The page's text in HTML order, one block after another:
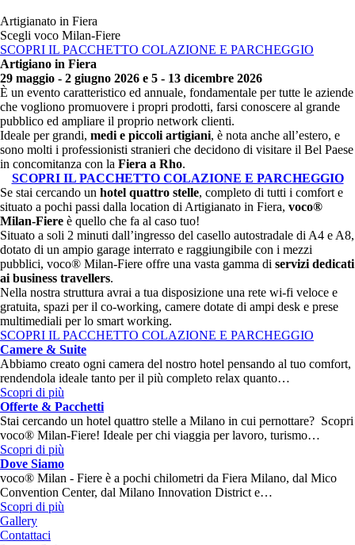
Artigianato in Fiera
Scegli voco Milan-Fiere
SCOPRI IL PACCHETTO COLAZIONE E PARCHEGGIO
Artigiano in Fiera
29 maggio - 2 giugno 2026 e 5 - 13 dicembre 2026
È un evento caratteristico ed annuale, fondamentale per tutte le aziende
che vogliono promuovere i propri prodotti, farsi conoscere al grande
pubblico ed ampliare il proprio network clienti.
Ideale per grandi, medi e piccoli artigiani, è nota anche all’estero, e
sono molti i professionisti stranieri che decidono di visitare il Bel Paese
in concomitanza con la Fiera a Rho.
SCOPRI IL PACCHETTO COLAZIONE E PARCHEGGIO
Se stai cercando un hotel quattro stelle, completo di tutti i comfort e
situato a pochi passi dalla location di Artigianato in Fiera, voco®
Milan-Fiere è quello che fa al caso tuo!
Situato a soli 2 minuti dall’ingresso del casello autostradale di A4 e A8,
dotato di un ampio garage interrato e raggiungibile con i mezzi
pubblici, voco® Milan-Fiere offre una vasta gamma di servizi dedicati
ai business travellers.
Nella nostra struttura avrai a tua disposizione una rete wi-fi veloce e
gratuita, spazi per il co-working, camere dotate di ampi desk e prese
multimediali per lo smart working.
SCOPRI IL PACCHETTO COLAZIONE E PARCHEGGIO
Camere & Suite
Abbiamo creato ogni camera del nostro hotel pensando al tuo comfort,
rendendola ideale tanto per il più completo relax quanto…
Scopri di più
Offerte & Pacchetti
Stai cercando un hotel quattro stelle a Milano in cui pernottare? Scopri
voco® Milan-Fiere! Ideale per chi viaggia per lavoro, turismo…
Scopri di più
Dove Siamo
voco® Milan - Fiere è a pochi chilometri da Fiera Milano, dal Mico
Convention Center, dal Milano Innovation District e…
Scopri di più
Gallery
Contattaci